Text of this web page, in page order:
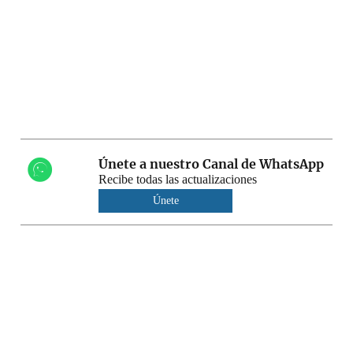
Únete a nuestro Canal de WhatsApp
Recibe todas las actualizaciones
Únete